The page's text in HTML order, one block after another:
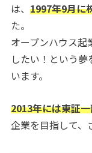
は、 1997年9月に
た。
オープンハウス
したい！という
います。
2013年には東証
企業を目指して、